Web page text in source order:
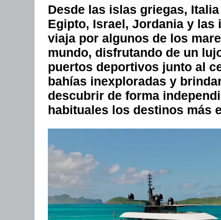
Desde las islas griegas,
Egipto, Israel, Jordania y las
viaja por algunos de los
mundo, disfrutando de un
puertos deportivos junto al
bahías inexploradas y
descubrir de forma
habituales los destinos más